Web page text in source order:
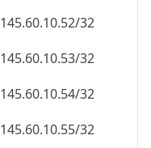
145.60.10.52/32
145.60.10.53/32
145.60.10.54/32
145.60.10.55/32